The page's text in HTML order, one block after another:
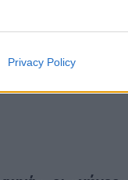
Privacy Policy